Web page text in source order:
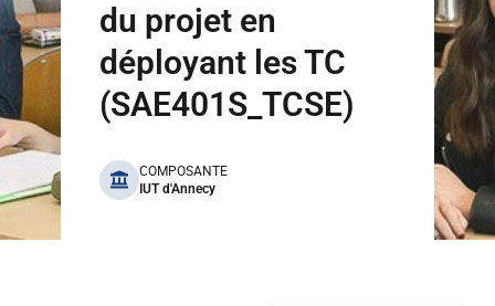
du projet en
déployant les TC
(SAE401S_TCSE)
benefits
COMPOSANTE
IUT d'Annecy